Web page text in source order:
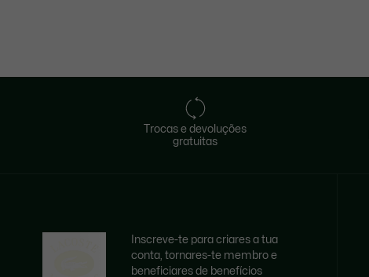
Trocas e devoluções
gratuitas
Inscreve-te para criares a tua
conta, tornares-te membro e
beneficiares de benefícios